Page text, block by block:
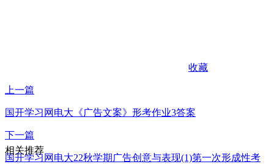
收藏
上一篇
国开学习网电大《广告文案》形考作业3答案
下一篇
国开学习网电大22秋学期广告创意与表现(1)第一次形成性考
相关推荐